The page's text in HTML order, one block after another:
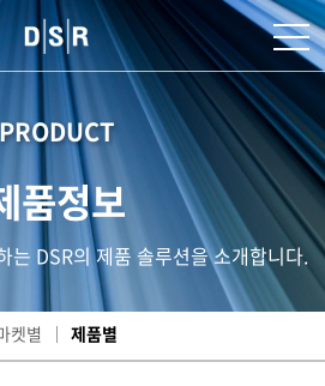
PRODUCT
품정보
는 DSR의 제품 솔루션을 소개합니다.
켓별 제품별